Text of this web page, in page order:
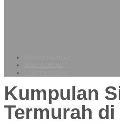
Kumpulan
Termurah